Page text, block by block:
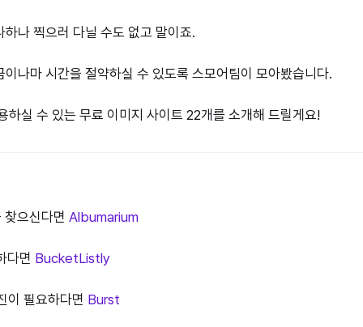
나 찍으러 다닐 수도 없고 말이죠.
나마 시간을 절약하실 수 있도록 스모어팀이 모아봤습니다.
하실 수 있는 무료 이미지 사이트 22개를 소개해 드릴게요!
찾으신다면 Albumarium
다면 BucketListly
이 필요하다면 Burst